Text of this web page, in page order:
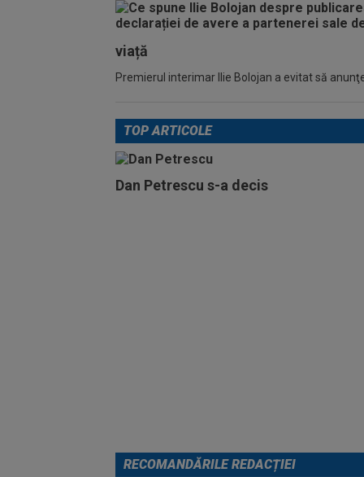
viață
Premierul interimar Ilie Bolojan a evitat să
TOP ARTICOLE
Dan Petrescu s-a decis
RECOMANDĂRILE REDACȚIEI